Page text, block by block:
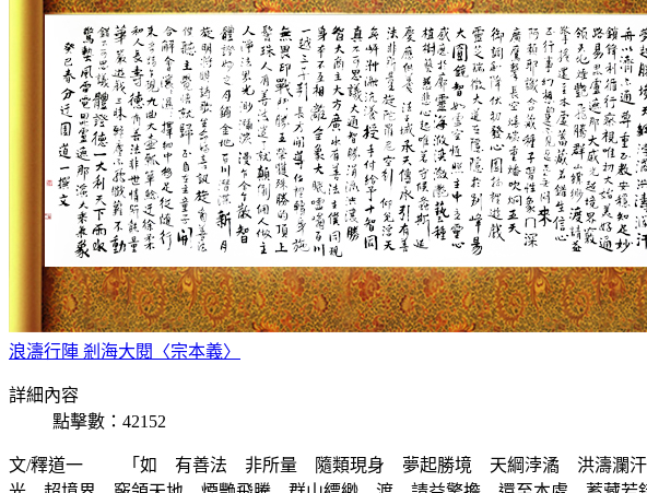
浪濤行陣 剎海大閱〈宗本義〉
詳細內容
點擊數：42152
文/釋道一 「如 有善法 非所量 隨類現身 夢起勝境 天綱浡潏 洪濤瀾